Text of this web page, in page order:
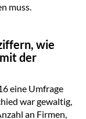
muss.
wie
der
eine Umfrage
war gewaltig,
an Firmen,